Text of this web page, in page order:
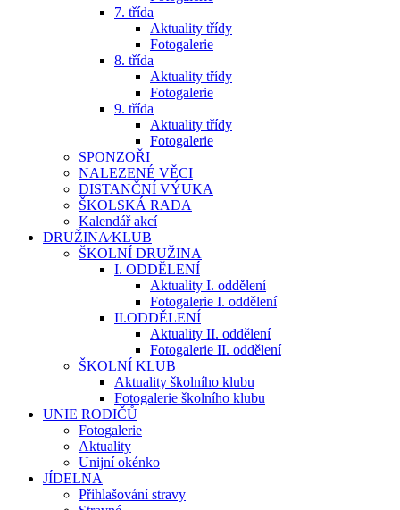
7. třída
Aktuality třídy
Fotogalerie
8. třída
Aktuality třídy
Fotogalerie
9. třída
Aktuality třídy
Fotogalerie
SPONZOŘI
NALEZENÉ VĚCI
DISTANČNÍ VÝUKA
ŠKOLSKÁ RADA
Kalendář akcí
DRUŽINA⁄KLUB
ŠKOLNÍ DRUŽINA
I. ODDĚLENÍ
Aktuality I. oddělení
Fotogalerie I. oddělení
II.ODDĚLENÍ
Aktuality II. oddělení
Fotogalerie II. oddělení
ŠKOLNÍ KLUB
Aktuality školního klubu
Fotogalerie školního klubu
UNIE RODIČŮ
Fotogalerie
Aktuality
Unijní okénko
JÍDELNA
Přihlašování stravy